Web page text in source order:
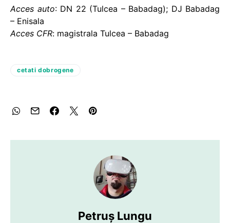
Acces auto: DN 22 (Tulcea – Babadag); DJ Babadag
– Enisala
Acces CFR: magistrala Tulcea – Babadag
cetati dobrogene
Petruș Lungu